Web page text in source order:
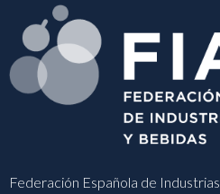
Federación Española de Industrias